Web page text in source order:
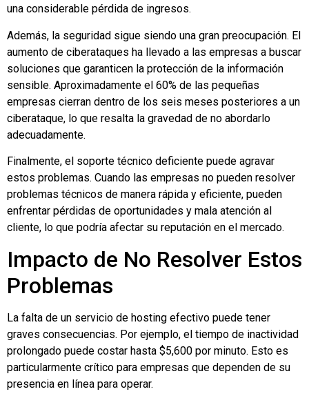
una considerable pérdida de ingresos.
Además, la seguridad sigue siendo una gran preocupación. El
aumento de ciberataques ha llevado a las empresas a buscar
soluciones que garanticen la protección de la información
sensible. Aproximadamente el 60% de las pequeñas
empresas cierran dentro de los seis meses posteriores a un
ciberataque, lo que resalta la gravedad de no abordarlo
adecuadamente.
Finalmente, el soporte técnico deficiente puede agravar
estos problemas. Cuando las empresas no pueden resolver
problemas técnicos de manera rápida y eficiente, pueden
enfrentar pérdidas de oportunidades y mala atención al
cliente, lo que podría afectar su reputación en el mercado.
Impacto de No Resolver Estos
Problemas
La falta de un servicio de hosting efectivo puede tener
graves consecuencias. Por ejemplo, el tiempo de inactividad
prolongado puede costar hasta $5,600 por minuto. Esto es
particularmente crítico para empresas que dependen de su
presencia en línea para operar.